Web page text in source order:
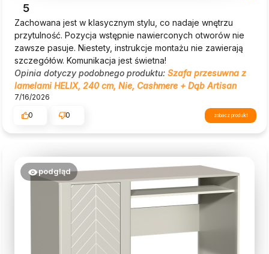
5
Zachowana jest w klasycznym stylu, co nadaje wnętrzu
przytulność. Pozycja wstępnie nawierconych otworów nie
zawsze pasuje. Niestety, instrukcje montażu nie zawierają
szczegółów. Komunikacja jest świetna!
Opinia dotyczy podobnego produktu: Szafa przesuwna z
lamelami HELIX, 240 cm, Nie, Cashmere + Dąb Artisan
7/16/2026
0
0 zobacz produkt
podgląd